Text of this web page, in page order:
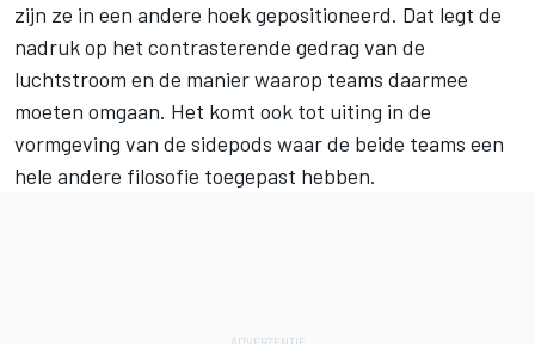
zijn ze in een andere hoek gepositioneerd. Dat legt de
nadruk op het contrasterende gedrag van de
luchtstroom en de manier waarop teams daarmee
moeten omgaan. Het komt ook tot uiting in de
vormgeving van de sidepods waar de beide teams een
hele andere filosofie toegepast hebben.